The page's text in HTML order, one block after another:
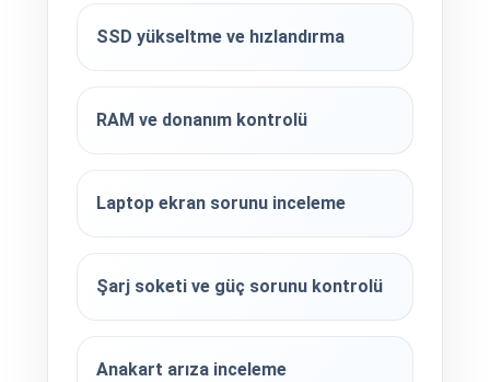
SSD yükseltme ve hızlandırma
RAM ve donanım kontrolü
Laptop ekran sorunu inceleme
Şarj soketi ve güç sorunu kontrolü
Anakart arıza inceleme